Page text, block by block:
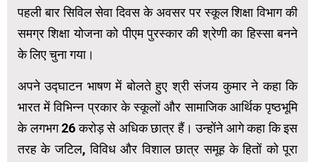
पहली बार सिविल सेवा दिवस के अवसर पर स्कूल शिक्षा विभाग की
समग्र शिक्षा योजना को पीएम पुरस्कार की श्रेणी का हिस्सा बनने
के लिए चुना गया।
अपने उद्घाटन भाषण में बोलते हुए श्री संजय कुमार ने कहा कि
भारत में विभिन्न प्रकार के स्कूलों और सामाजिक आर्थिक पृष्ठभूमि
के लगभग 26 करोड़ से अधिक छात्र हैं। उन्होंने आगे कहा कि इस
तरह के जटिल, विविध और विशाल छात्र समूह के हितों को पूरा